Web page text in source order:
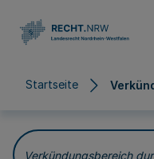
Startseite